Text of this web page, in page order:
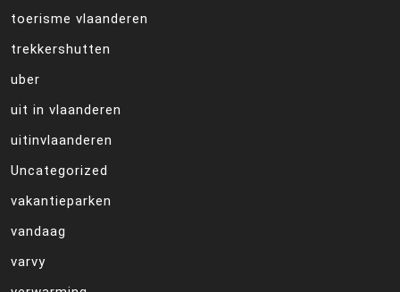
toerisme vlaanderen
trekkershutten
uber
uit in vlaanderen
uitinvlaanderen
Uncategorized
vakantieparken
vandaag
varvy